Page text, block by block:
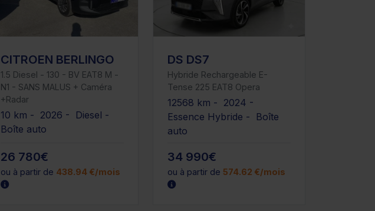
CITROEN BERLINGO
1.5 Diesel - 130 - BV EAT8 M -
N1 - SANS MALUS + Caméra
+Radar
10 km - 2026 - Diesel -
Boîte auto
26 780€
ou à partir de 438.94 €/mois
DS DS7
Hybride Rechargeable E-
Tense 225 EAT8 Opera
12568 km - 2024 -
Essence Hybride - Boîte
auto
34 990€
ou à partir de 574.62 €/mois